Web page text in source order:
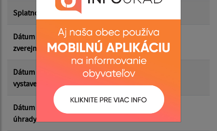
Filtrovať Reset
Splatnosť 26.05.2026
Dátum
zverejnenia
22.05.2026
Dátum
vystavenia
13.05.2026
Dátum
úhrady